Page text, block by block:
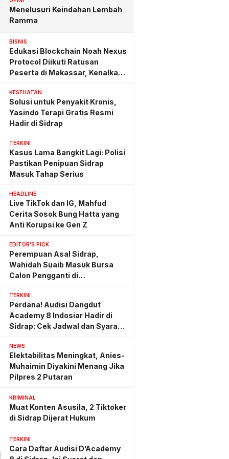
Menelusuri Keindahan Lembah
Ramma
BISNIS
Edukasi Blockchain Noah Nexus
Protocol Diikuti Ratusan
Peserta di Makassar, Kenalkan
KESEHATAN
Solusi untuk Penyakit Kronis,
Yasindo Terapi Gratis Resmi
Hadir di Sidrap
TERKINI
Kasus Lama Bangkit Lagi: Polisi
Pastikan Penipuan Sidrap
Masuk Tahap Serius
HEADLINE
Live TikTok dan IG, Mahfud
Cerita Sosok Bung Hatta yang
Anti Korupsi ke Gen Z
EDITOR'S PICK
Perempuan Asal Sidrap,
Wahidah Suaib Masuk Bursa
Calon Pengganti di
TERKINI
Perdana! Audisi Dangdut
Academy 8 Indosiar Hadir di
Sidrap: Cek Jadwal dan Syarat
NEWS
Elektabilitas Meningkat, Anies-
Muhaimin Diyakini Menang Jika
Pilpres 2 Putaran
KRIMINAL
Muat Konten Asusila, 2 Tiktoker
di Sidrap Dijerat Hukum
TERKINI
Cara Daftar Audisi D’Academy